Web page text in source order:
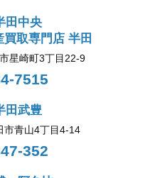
田中央
取専門店 半田
星崎町3丁目22-9
7515
田武豊
青山4丁目4-14
352